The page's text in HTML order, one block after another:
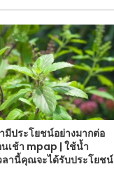
มีประโยชน์อย่างมากต่อ
เช้า mpap | ใช้น้ำ
ลานี้คุณจะได้รับประโยชน์